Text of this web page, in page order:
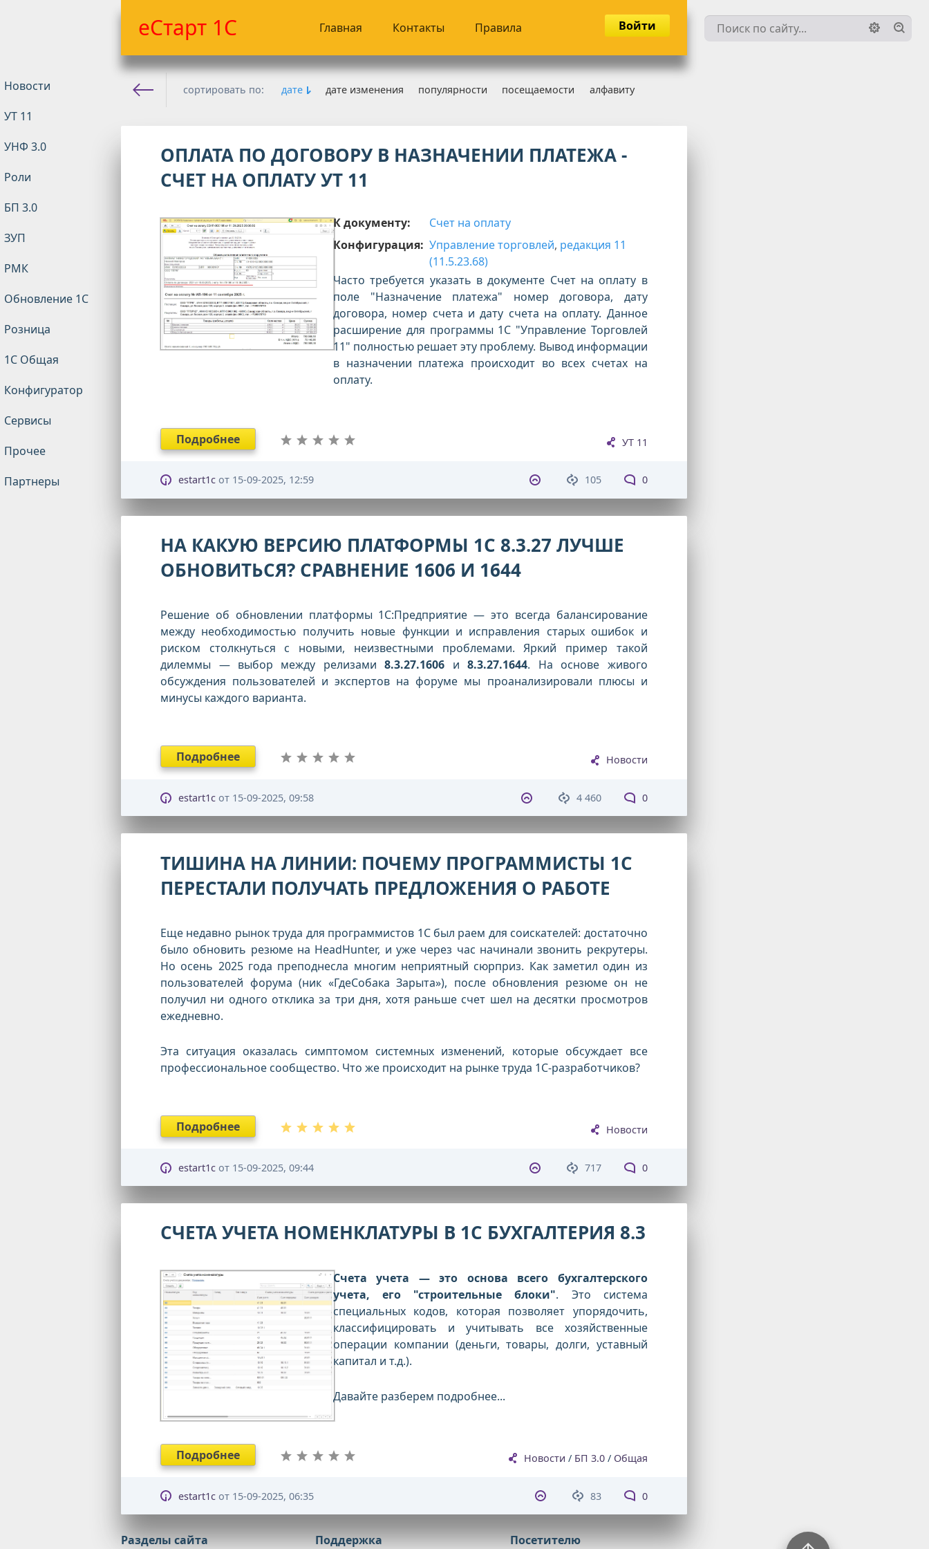
еСтарт 1С Главная Контакты Правила Войти
Новости
УТ 11
УНФ 3.0
Роли
БП 3.0
ЗУП
РМК
Обновление 1С
Розница
1С Общая
Конфигуратор
Сервисы
Прочее
Партнеры
сортировать по: дате дате изменения популярности посещаемости алфавиту
ОПЛАТА ПО ДОГОВОРУ В НАЗНАЧЕНИИ ПЛАТЕЖА -
СЧЕТ НА ОПЛАТУ УТ 11
К документу:
Счет на оплату
Конфигурация: Управление торговлей, редакция 11
(11.5.23.68)
Часто требуется указать в документе Счет на оплату в
поле "Назначение платежа" номер договора, дату
договора, номер счета и дату счета на оплату. Данное
расширение для программы 1С "Управление Торговлей
11" полностью решает эту проблему. Вывод информации
в назначении платежа происходит во всех счетах на
оплату.
УТ 11
Подробнее
105 0
estart1cот 15-09-2025, 12:59
НА КАКУЮ ВЕРСИЮ ПЛАТФОРМЫ 1С 8.3.27 ЛУЧШЕ
ОБНОВИТЬСЯ? СРАВНЕНИЕ 1606 И 1644
Решение об обновлении платформы 1С:Предприятие — это всегда балансирование
между необходимостью получить новые функции и исправления старых ошибок и
риском столкнуться с новыми, неизвестными проблемами. Яркий пример такой
дилеммы — выбор между релизами8.3.27.1606 и8.3.27.1644. На основе живого
обсуждения пользователей и экспертов на форуме мы проанализировали плюсы и
минусы каждого варианта.
Новости
Подробнее
4 460 0
estart1cот 15-09-2025, 09:58
ТИШИНА НА ЛИНИИ: ПОЧЕМУ ПРОГРАММИСТЫ 1С
ПЕРЕСТАЛИ ПОЛУЧАТЬ ПРЕДЛОЖЕНИЯ О РАБОТЕ
Еще недавно рынок труда для программистов 1С был раем для соискателей: достаточно
было обновить резюме на HeadHunter, и уже через час начинали звонить рекрутеры.
Но осень 2025 года преподнесла многим неприятный сюрприз. Как заметил один из
пользователей форума (ник «ГдеСобака Зарыта»), после обновления резюме он не
получил ни одного отклика за три дня, хотя раньше счет шел на десятки просмотров
ежедневно.
Эта ситуация оказалась симптомом системных изменений, которые обсуждает все
профессиональное сообщество. Что же происходит на рынке труда 1С-разработчиков?
Новости
Подробнее
717 0
estart1cот 15-09-2025, 09:44
СЧЕТА УЧЕТА НОМЕНКЛАТУРЫ В 1С БУХГАЛТЕРИЯ 8.3
Счета учета — это основа всего бухгалтерского
учета, его "строительные блоки". Это система
специальных кодов, которая позволяет упорядочить,
классифицировать и учитывать все хозяйственные
операции компании (деньги, товары, долги, уставный
капитал и т.д.).
Давайте разберем подробнее...
Новости / БП 3.0/ Общая
Подробнее
83 0
estart1cот 15-09-2025, 06:35
Разделы сайта Поддержка Посетителю